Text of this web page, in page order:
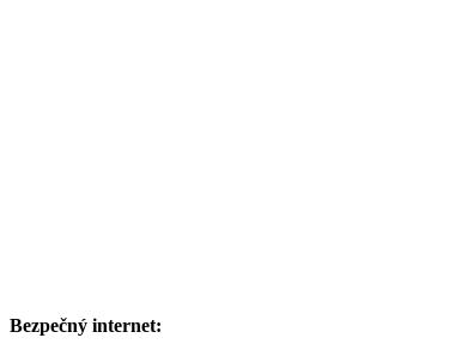
Bezpečný internet: